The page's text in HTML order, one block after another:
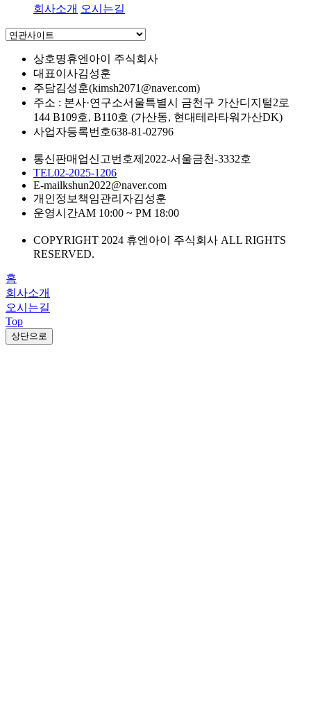
회사소개 오시는길
상호명휴엔아이 주식회사
대표이사김성훈
주담김성훈(kimsh2071@naver.com)
주소 : 본사·연구소서울특별시 금천구 가산디지털2로
144 B109호, B110호 (가산동, 현대테라타워가산DK)
사업자등록번호638-81-02796
통신판매업신고번호제2022-서울금천-3332호
TEL02-2025-1206
E-mailkshun2022@naver.com
개인정보책임관리자김성훈
운영시간AM 10:00 ~ PM 18:00
COPYRIGHT 2024 휴엔아이 주식회사 ALL RIGHTS
RESERVED.
홈
회사소개
오시는길
Top
상단으로